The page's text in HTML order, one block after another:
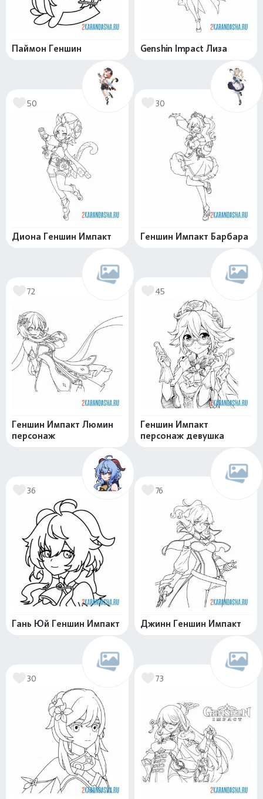
Паймон Геншин Genshin Impact Лиза
50
Диона Геншин Импакт
30
Геншин Импакт Барбара
72
Геншин Импакт Люмин
персонаж
45
Геншин Импакт
персонаж девушка
36
Гань Юй Геншин Импакт
76
Джинн Геншин Импакт
30 73